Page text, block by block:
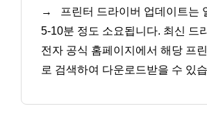
→
프린터 드라이버 업데이트는
5-10분 정도 소요됩니다. 최신 드
전자 공식 홈페이지에서 해당 프
로 검색하여 다운로드받을 수 있